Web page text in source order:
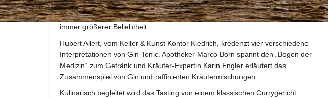
wurde allerdings erst Anfang des 19. Jahrhunderts kreiert und galt damals als
Medizin. Seit ein paar Jahren ist Gin wieder in „aller Munde“ und erfreut sich
immer größerer Beliebtheit.
Hubert Allert, vom Keller & Kunst Kontor Kiedrich, kredenzt vier verschiedene
Interpretationen von Gin-Tonic. Apotheker Marco Born spannt den „Bogen der
Medizin“ zum Getränk und Kräuter-Expertin Karin Engler erläutert das
Zusammenspiel von Gin und raffinierten Kräutermischungen.
Kulinarisch begleitet wird das Tasting von einem klassischen Currygericht.